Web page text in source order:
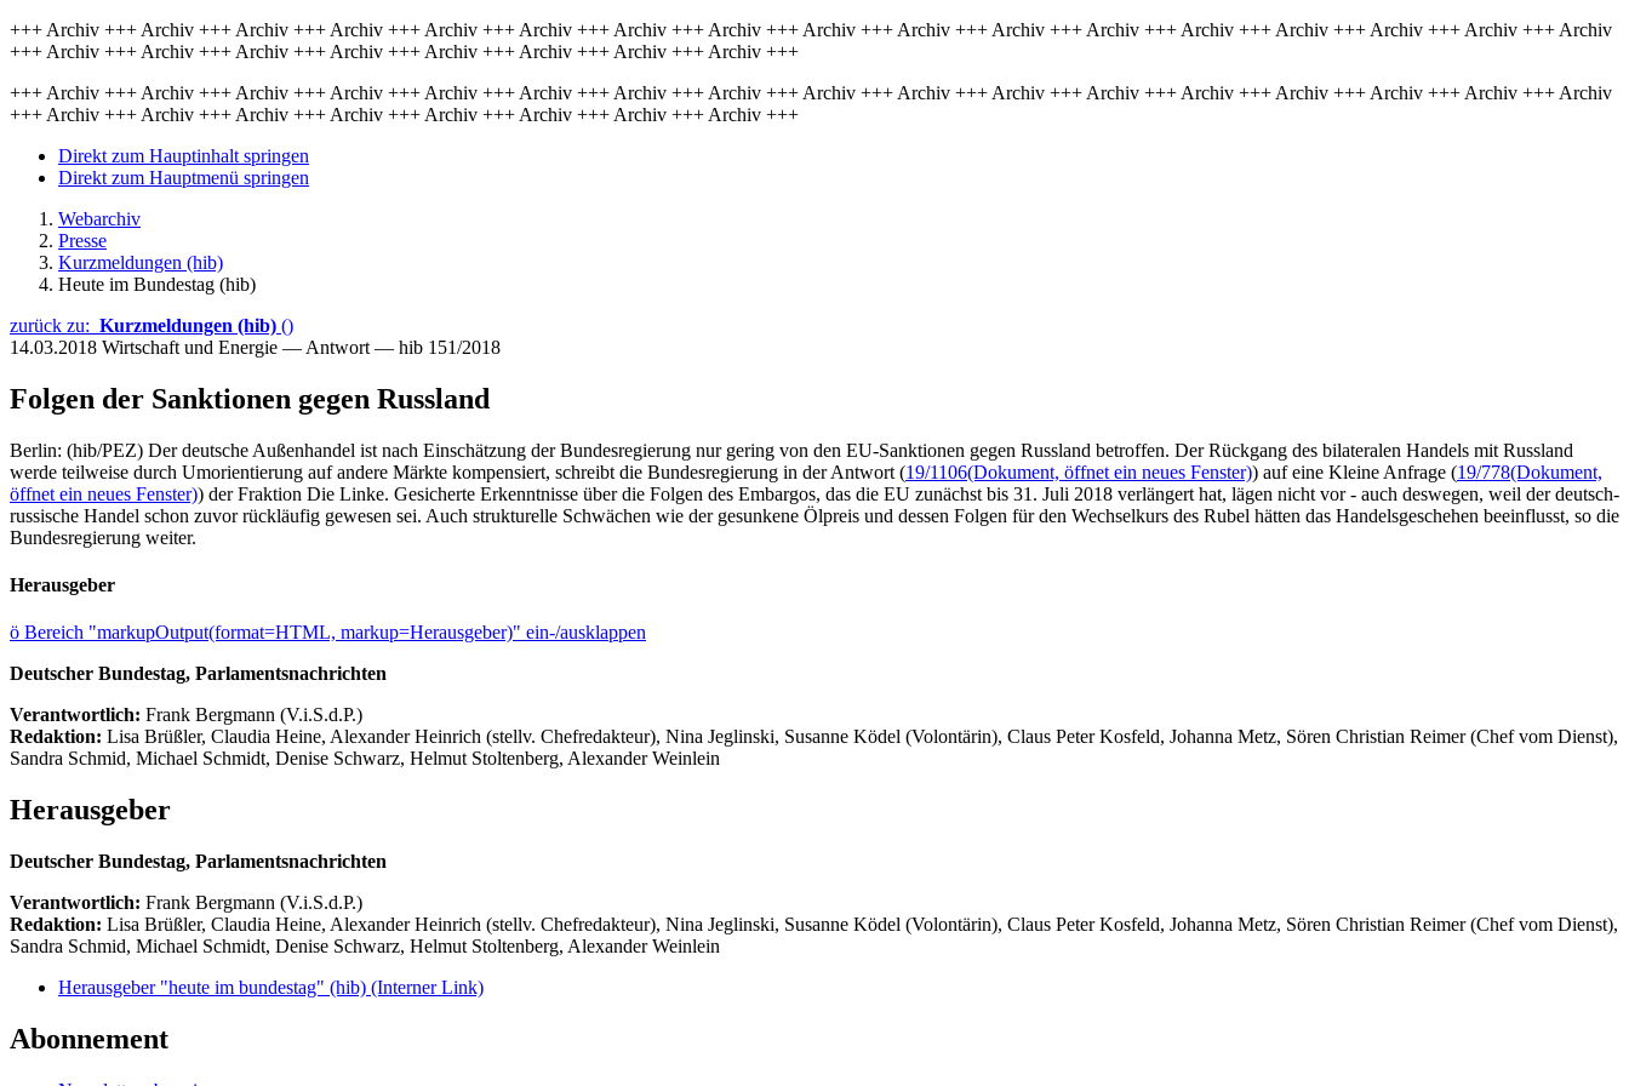
+++ Archiv +++ Archiv +++ Archiv +++ Archiv +++ Archiv +++ Archiv +++ Archiv +++ Archiv +++ Archiv +++ Archiv +++ Archiv +++ Archiv +++ Archiv +++ Archiv +++ Archiv +++ Archiv +++ Archiv
+++ Archiv +++ Archiv +++ Archiv +++ Archiv +++ Archiv +++ Archiv +++ Archiv +++ Archiv +++
+++ Archiv +++ Archiv +++ Archiv +++ Archiv +++ Archiv +++ Archiv +++ Archiv +++ Archiv +++ Archiv +++ Archiv +++ Archiv +++ Archiv +++ Archiv +++ Archiv +++ Archiv +++ Archiv +++ Archiv
+++ Archiv +++ Archiv +++ Archiv +++ Archiv +++ Archiv +++ Archiv +++ Archiv +++ Archiv +++
Direkt zum Hauptinhalt springen
Direkt zum Hauptmenü springen
Webarchiv
Presse
Kurzmeldungen (hib)
Heute im Bundestag (hib)
zurück zu: Kurzmeldungen (hib) ()
14.03.2018 Wirtschaft und Energie — Antwort — hib 151/2018
Folgen der Sanktionen gegen Russland
Berlin: (hib/PEZ) Der deutsche Außenhandel ist nach Einschätzung der Bundesregierung nur gering von den EU-Sanktionen gegen Russland betroffen. Der Rückgang des bilateralen Handels mit Russland
werde teilweise durch Umorientierung auf andere Märkte kompensiert, schreibt die Bundesregierung in der Antwort (19/1106(Dokument, öffnet ein neues Fenster)) auf eine Kleine Anfrage (19/778(Dokument,
öffnet ein neues Fenster)) der Fraktion Die Linke. Gesicherte Erkenntnisse über die Folgen des Embargos, das die EU zunächst bis 31. Juli 2018 verlängert hat, lägen nicht vor - auch deswegen, weil der deutsch-
russische Handel schon zuvor rückläufig gewesen sei. Auch strukturelle Schwächen wie der gesunkene Ölpreis und dessen Folgen für den Wechselkurs des Rubel hätten das Handelsgeschehen beeinflusst, so die
Bundesregierung weiter.
Herausgeber
ö Bereich "markupOutput(format=HTML, markup=Herausgeber)" ein-/ausklappen
Deutscher Bundestag, Parlamentsnachrichten
Verantwortlich: Frank Bergmann (V.i.S.d.P.)
Redaktion: Lisa Brüßler, Claudia Heine, Alexander Heinrich (stellv. Chefredakteur), Nina Jeglinski, Susanne Ködel (Volontärin), Claus Peter Kosfeld, Johanna Metz, Sören Christian Reimer (Chef vom Dienst),
Sandra Schmid, Michael Schmidt, Denise Schwarz, Helmut Stoltenberg, Alexander Weinlein
Herausgeber
Deutscher Bundestag, Parlamentsnachrichten
Verantwortlich: Frank Bergmann (V.i.S.d.P.)
Redaktion: Lisa Brüßler, Claudia Heine, Alexander Heinrich (stellv. Chefredakteur), Nina Jeglinski, Susanne Ködel (Volontärin), Claus Peter Kosfeld, Johanna Metz, Sören Christian Reimer (Chef vom Dienst),
Sandra Schmid, Michael Schmidt, Denise Schwarz, Helmut Stoltenberg, Alexander Weinlein
Herausgeber "heute im bundestag" (hib) (Interner Link)
Abonnement